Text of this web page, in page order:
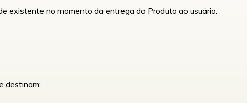
existente no momento da entrega do Produto ao usuário.
destinam;